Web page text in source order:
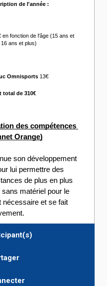
de l'année :
en fonction de l'âge (15 ans et
ans et plus)
Omnisports 13€
total de 310€
des compétences
Orange)
son développement
lui permettre des
de plus en plus
matériel pour le
nécessaire et se fait